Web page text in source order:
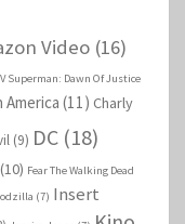
Video (16)
Superman: Dawn Of Justice
America (11) Charly
(9) DC (18)
(10) Fear The Walking Dead
(7) Insert